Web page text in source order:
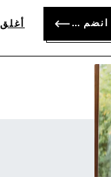
سجل الدخول أو انضم الآن أغلق